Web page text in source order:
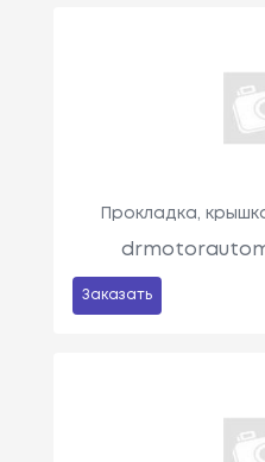
Прокладка,
Заказать